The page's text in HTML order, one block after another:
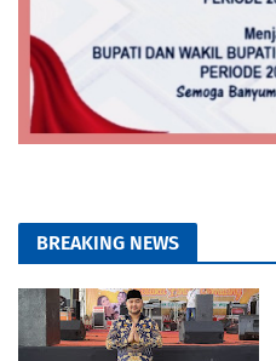
BREAKING NEWS